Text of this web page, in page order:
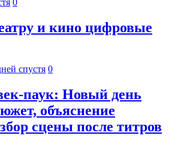
0
и кино цифровые
спустя 0
паук: Новый день
объяснение
сцены после титров